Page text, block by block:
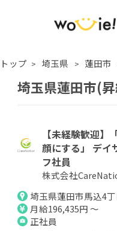
トップ 埼玉県 蓮田市
埼玉県蓮田市(
【未経験歓迎】
顔にする」 デイ
フ社員
株式会社
埼玉県蓮田市馬込4丁
月給196,435円 ～
正社員